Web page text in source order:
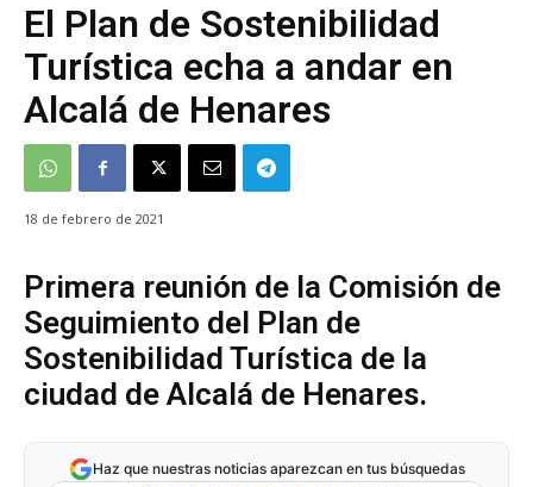
El Plan de Sostenibilidad
Turística echa a andar en
Alcalá de Henares
18 de febrero de 2021
Primera reunión de la Comisión de
Seguimiento del Plan de
Sostenibilidad Turística de la
ciudad de Alcalá de Henares.
Haz que nuestras noticias aparezcan en tus búsquedas